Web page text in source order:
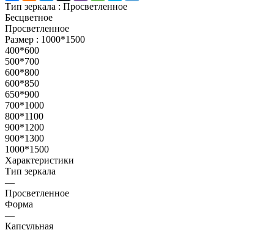
Тип зеркала : Просветленное
Бесцветное
Просветленное
Размер : 1000*1500
400*600
500*700
600*800
600*850
650*900
700*1000
800*1100
900*1200
900*1300
1000*1500
Характеристики
Тип зеркала
—
Просветленное
Форма
—
Капсульная